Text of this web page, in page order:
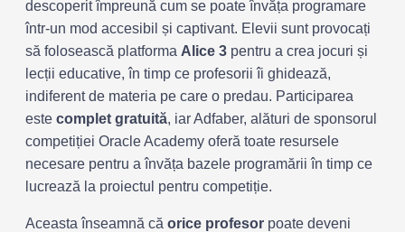
descoperit împreună cum se poate învăța programare
într-un mod accesibil și captivant. Elevii sunt provocați
să folosească platforma Alice 3 pentru a crea jocuri și
lecții educative, în timp ce profesorii îi ghidează,
indiferent de materia pe care o predau. Participarea
este complet gratuită, iar Adfaber, alături de sponsorul
competiției Oracle Academy oferă toate resursele
necesare pentru a învăța bazele programării în timp ce
lucrează la proiectul pentru competiție.
Aceasta înseamnă că orice profesor poate deveni